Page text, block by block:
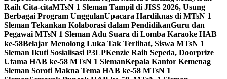
Raih Cita-citaMTsN 1 Sleman Tampil di JISS 2026, Usung
Berbagai Program UnggulanUpacara Hardiknas di MTsN 1
Sleman Tekankan Kolaborasi dalam PendidikanGuru dan
Pegawai MTsN 1 Sleman Adu Suara di Lomba Karaoke HAB
ke-58Belajar Menolong Luka Tak Terlihat, Siswa MTsN 1
Sleman Ikuti Sosialisasi P3LPKenzie Raih Sepeda, Doorprize
Utama HAB ke-58 MTsN 1 SlemanKepala Kantor Kemenag
Sleman Soroti Makna Tema HAB ke-58 MTsN 1